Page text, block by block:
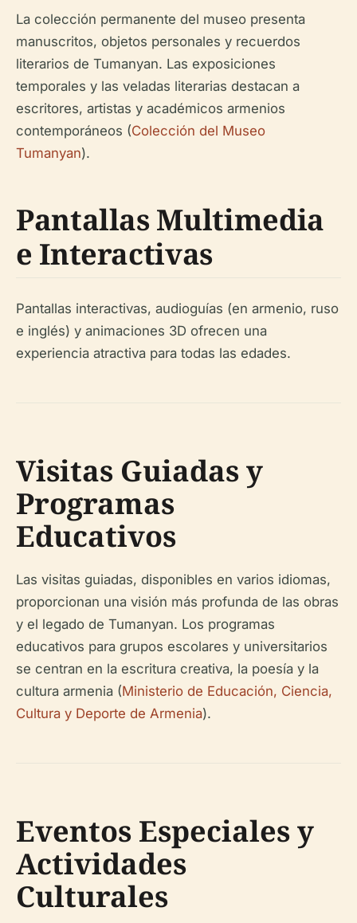
La colección permanente del museo presenta
manuscritos, objetos personales y recuerdos
literarios de Tumanyan. Las exposiciones
temporales y las veladas literarias destacan a
escritores, artistas y académicos armenios
contemporáneos (Colección del Museo
Tumanyan).
Pantallas Multimedia
e Interactivas
Pantallas interactivas, audioguías (en armenio, ruso
e inglés) y animaciones 3D ofrecen una
experiencia atractiva para todas las edades.
Visitas Guiadas y
Programas
Educativos
Las visitas guiadas, disponibles en varios idiomas,
proporcionan una visión más profunda de las obras
y el legado de Tumanyan. Los programas
educativos para grupos escolares y universitarios
se centran en la escritura creativa, la poesía y la
cultura armenia (Ministerio de Educación, Ciencia,
Cultura y Deporte de Armenia).
Eventos Especiales y
Actividades
Culturales